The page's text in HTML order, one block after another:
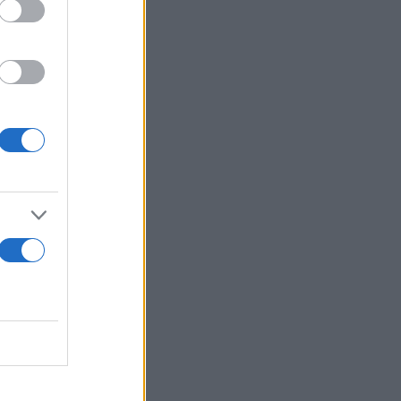
εργασία
ως
και